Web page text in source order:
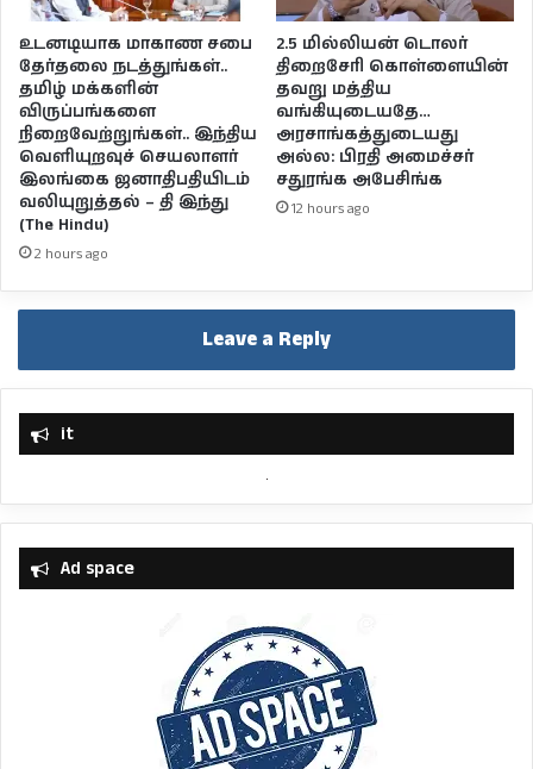
உடனடியாக மாகாண சபை
தேர்தலை நடத்துங்கள்..
தமிழ் மக்களின்
விருப்பங்களை
நிறைவேற்றுங்கள்.. இந்திய
வெளியுறவுச் செயலாளர்
இலங்கை ஜனாதிபதியிடம்
வலியுறுத்தல் – தி இந்து
(The Hindu)
2 hours ago
2.5 மில்லியன் டொலர்
திறைசேரி கொள்ளையின்
தவறு மத்திய
வங்கியுடையதே…
அரசாங்கத்துடையது
அல்ல: பிரதி அமைச்சர்
சதுரங்க அபேசிங்க
12 hours ago
Leave a Reply
it
Ad space